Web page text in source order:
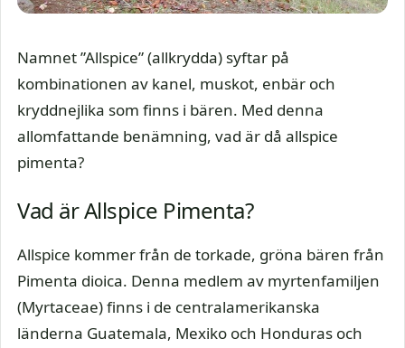
Namnet ”Allspice” (allkrydda) syftar på
kombinationen av kanel, muskot, enbär och
kryddnejlika som finns i bären. Med denna
allomfattande benämning, vad är då allspice
pimenta?
Vad är Allspice Pimenta?
Allspice kommer från de torkade, gröna bären från
Pimenta dioica. Denna medlem av myrtenfamiljen
(Myrtaceae) finns i de centralamerikanska
länderna Guatemala, Mexiko och Honduras och